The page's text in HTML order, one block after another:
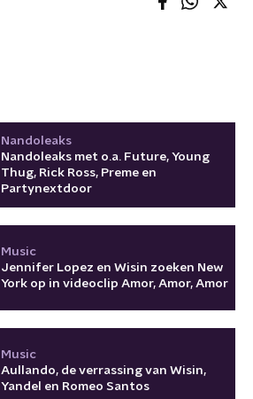
Nandoleaks
Nandoleaks met o.a. Future, Young
Thug, Rick Ross, Preme en
Partynextdoor
Music
Jennifer Lopez en Wisin zoeken New
York op in videoclip Amor, Amor, Amor
Music
Aullando, de verrassing van Wisin,
Yandel en Romeo Santos